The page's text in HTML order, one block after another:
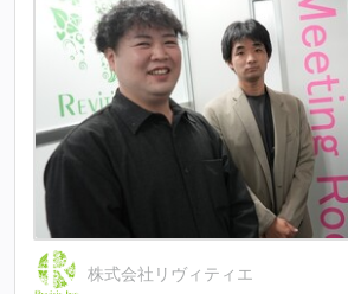
株式会社リヴィティエ